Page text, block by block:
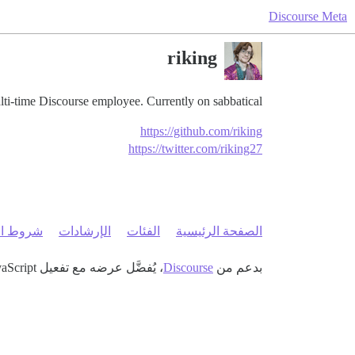
Discourse Meta
riking
time Discourse employee. Currently on sabbatical.
https://github.com/riking
https://twitter.com/riking27
الصفحة الرئيسية الفئات الإرشادات شروط
بدعم من Discourse، يُفضَّل عرضه مع تفعيل JavaScript